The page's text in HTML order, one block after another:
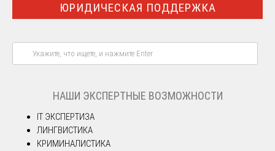
ЮРИДИЧЕСКАЯ ПОДДЕРЖКА
НАШИ ЭКСПЕРТНЫЕ ВОЗМОЖНОСТИ
IT ЭКСПЕРТИЗА
ЛИНГВИСТИКА
КРИМИНАЛИСТИКА